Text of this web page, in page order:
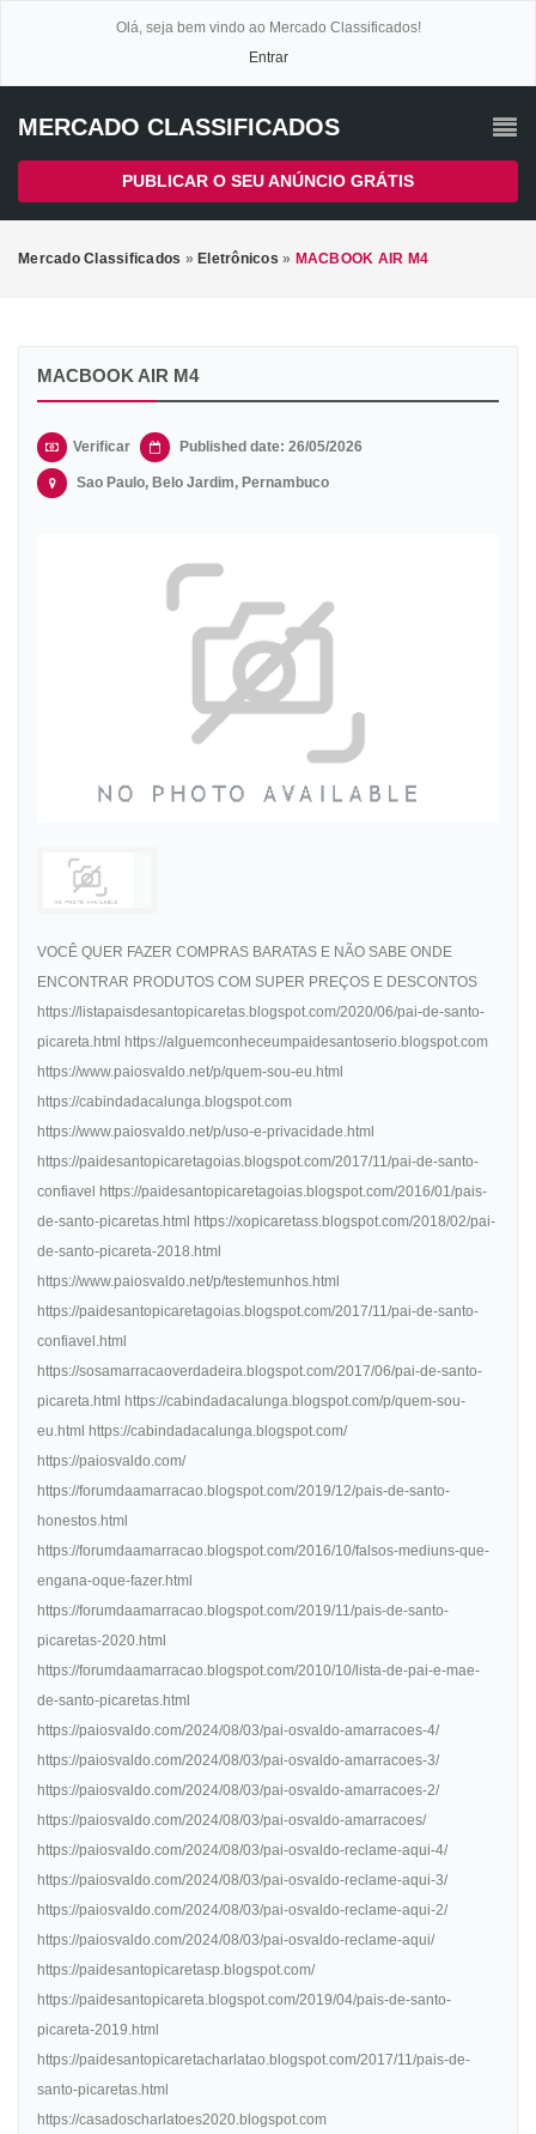
Olá, seja bem vindo ao Mercado Classificados!
Entrar
MERCADO CLASSIFICADOS
PUBLICAR O SEU ANÚNCIO GRÁTIS
Mercado Classificados » Eletrônicos » MACBOOK AIR M4
MACBOOK AIR M4
Verificar Published date: 26/05/2026
Sao Paulo, Belo Jardim, Pernambuco
VOCÊ QUER FAZER COMPRAS BARATAS E NÃO SABE ONDE
ENCONTRAR PRODUTOS COM SUPER PREÇOS E DESCONTOS
https://listapaisdesantopicaretas.blogspot.com/2020/06/pai-de-santo-
picareta.html https://alguemconheceumpaidesantoserio.blogspot.com
https://www.paiosvaldo.net/p/quem-sou-eu.html
https://cabindadacalunga.blogspot.com
https://www.paiosvaldo.net/p/uso-e-privacidade.html
https://paidesantopicaretagoias.blogspot.com/2017/11/pai-de-santo-
confiavel https://paidesantopicaretagoias.blogspot.com/2016/01/pais-
de-santo-picaretas.html https://xopicaretass.blogspot.com/2018/02/pai-
de-santo-picareta-2018.html
https://www.paiosvaldo.net/p/testemunhos.html
https://paidesantopicaretagoias.blogspot.com/2017/11/pai-de-santo-
confiavel.html
https://sosamarracaoverdadeira.blogspot.com/2017/06/pai-de-santo-
picareta.html https://cabindadacalunga.blogspot.com/p/quem-sou-
eu.html https://cabindadacalunga.blogspot.com/
https://paiosvaldo.com/
https://forumdaamarracao.blogspot.com/2019/12/pais-de-santo-
honestos.html
https://forumdaamarracao.blogspot.com/2016/10/falsos-mediuns-que-
engana-oque-fazer.html
https://forumdaamarracao.blogspot.com/2019/11/pais-de-santo-
picaretas-2020.html
https://forumdaamarracao.blogspot.com/2010/10/lista-de-pai-e-mae-
de-santo-picaretas.html
https://paiosvaldo.com/2024/08/03/pai-osvaldo-amarracoes-4/
https://paiosvaldo.com/2024/08/03/pai-osvaldo-amarracoes-3/
https://paiosvaldo.com/2024/08/03/pai-osvaldo-amarracoes-2/
https://paiosvaldo.com/2024/08/03/pai-osvaldo-amarracoes/
https://paiosvaldo.com/2024/08/03/pai-osvaldo-reclame-aqui-4/
https://paiosvaldo.com/2024/08/03/pai-osvaldo-reclame-aqui-3/
https://paiosvaldo.com/2024/08/03/pai-osvaldo-reclame-aqui-2/
https://paiosvaldo.com/2024/08/03/pai-osvaldo-reclame-aqui/
https://paidesantopicaretasp.blogspot.com/
https://paidesantopicareta.blogspot.com/2019/04/pais-de-santo-
picareta-2019.html
https://paidesantopicaretacharlatao.blogspot.com/2017/11/pais-de-
santo-picaretas.html
https://casadoscharlatoes2020.blogspot.com